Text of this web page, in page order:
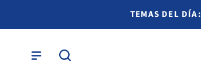
TEMAS DEL DÍA: